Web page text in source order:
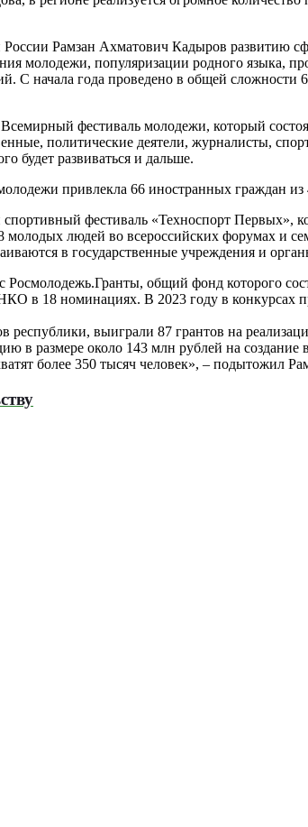
России Рамзан Ахматович Кадыров развитию
молодежи, популяризации родного языка,
С начала года проведено в общей сложности
фестиваль молодежи, который
политические деятели, журналисты,
будет развиваться и дальше.
привлекла 66 иностранных граждан из
фестиваль «Техноспорт
молодых людей во всероссийских форумах и
в государственные учреждения и
общий фонд которого
в 18 номинациях. В 2023 году в конкурсах
республики, выиграли 87 грантов на
в размере около 143 млн рублей на
более 350 тысяч человек», – подытожил